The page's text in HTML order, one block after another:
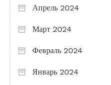
Апрель 2024
Март 2024
Февраль 2024
Январь 2024